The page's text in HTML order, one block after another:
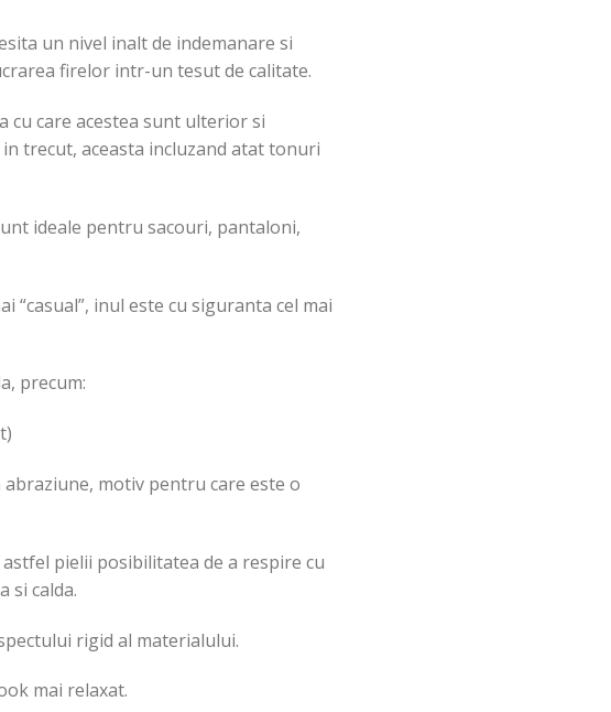
un nivel inalt de indemanare si
firelor intr-un tesut de calitate.
cu care acestea sunt ulterior si
trecut, aceasta incluzand atat tonuri
ideale pentru sacouri, pantaloni,
inul este cu siguranta cel mai
precum:
motiv pentru care este o
pielii posibilitatea de a respire cu
si calda.
rigid al materialului.
mai relaxat.